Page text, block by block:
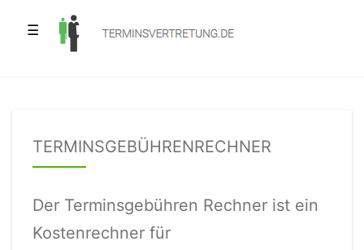
☰
TERMINSGEBÜHRENRECHNER
Der Terminsgebühren Rechner ist ein
Kostenrechner für